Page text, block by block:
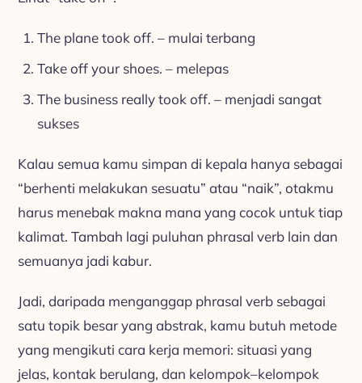
The plane took off. – mulai terbang
Take off your shoes. – melepas
The business really took off. – menjadi sangat
sukses
Kalau semua kamu simpan di kepala hanya sebagai
“berhenti melakukan sesuatu” atau “naik”, otakmu
harus menebak makna mana yang cocok untuk tiap
kalimat. Tambah lagi puluhan phrasal verb lain dan
semuanya jadi kabur.
Jadi, daripada menganggap phrasal verb sebagai
satu topik besar yang abstrak, kamu butuh metode
yang mengikuti cara kerja memori: situasi yang
jelas, kontak berulang, dan kelompok–kelompok